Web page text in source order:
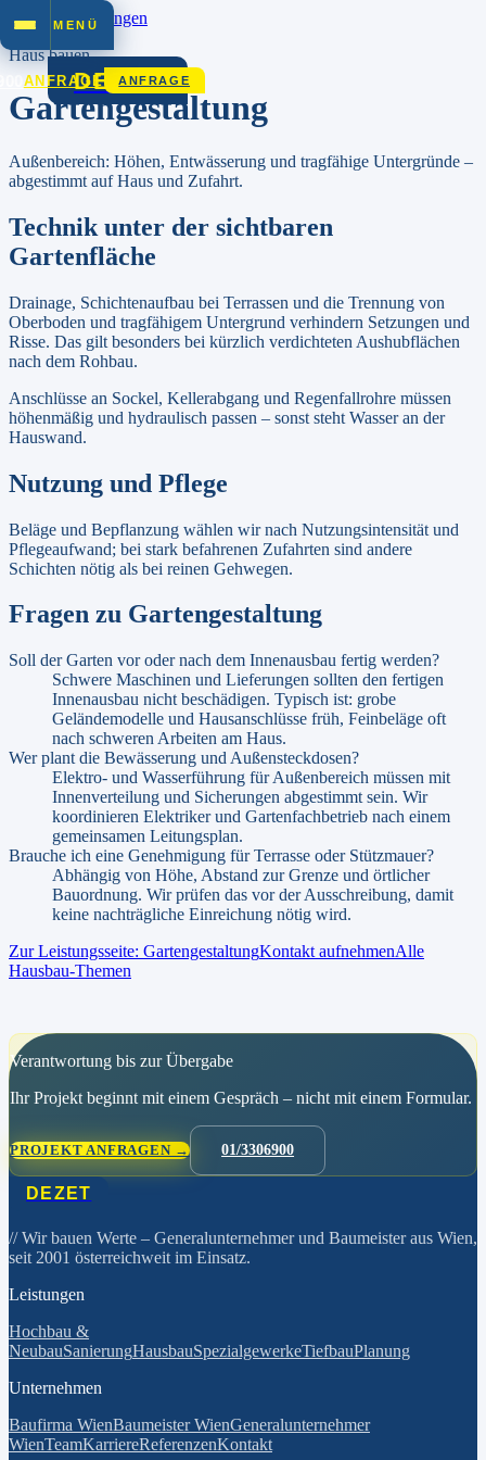
Zum Inhalt springen
MENÜ
DEZET
ANFRAGE ANFRAGE
Haus bauen
Gartengestaltung
Außenbereich: Höhen, Entwässerung und tragfähige Untergründe –
abgestimmt auf Haus und Zufahrt.
Technik unter der sichtbaren
Gartenfläche
Drainage, Schichtenaufbau bei Terrassen und die Trennung von
Oberboden und tragfähigem Untergrund verhindern Setzungen und
Risse. Das gilt besonders bei kürzlich verdichteten Aushubflächen
nach dem Rohbau.
Anschlüsse an Sockel, Kellerabgang und Regenfallrohre müssen
höhenmäßig und hydraulisch passen – sonst steht Wasser an der
Hauswand.
Nutzung und Pflege
Beläge und Bepflanzung wählen wir nach Nutzungsintensität und
Pflegeaufwand; bei stark befahrenen Zufahrten sind andere
Schichten nötig als bei reinen Gehwegen.
Fragen zu Gartengestaltung
Soll der Garten vor oder nach dem Innenausbau fertig werden?
Schwere Maschinen und Lieferungen sollten den fertigen
Innenausbau nicht beschädigen. Typisch ist: grobe
Geländemodelle und Hausanschlüsse früh, Feinbeläge oft
nach schweren Arbeiten am Haus.
Wer plant die Bewässerung und Außensteckdosen?
Elektro- und Wasserführung für Außenbereich müssen mit
Innenverteilung und Sicherungen abgestimmt sein. Wir
koordinieren Elektriker und Gartenfachbetrieb nach einem
gemeinsamen Leitungsplan.
Brauche ich eine Genehmigung für Terrasse oder Stützmauer?
Abhängig von Höhe, Abstand zur Grenze und örtlicher
Bauordnung. Wir prüfen das vor der Ausschreibung, damit
keine nachträgliche Einreichung nötig wird.
Zur Leistungsseite: GartengestaltungKontakt aufnehmenAlle
Hausbau-Themen
Verantwortung bis zur Übergabe
Ihr Projekt beginnt mit einem Gespräch – nicht mit einem Formular.
PROJEKT ANFRAGEN → 01/3306900
DEZET
// Wir bauen Werte – Generalunternehmer und Baumeister aus Wien,
seit 2001 österreichweit im Einsatz.
Leistungen
Hochbau &
NeubauSanierungHausbauSpezialgewerkeTiefbauPlanung
Unternehmen
Baufirma WienBaumeister WienGeneralunternehmer
WienTeamKarriereReferenzenKontakt